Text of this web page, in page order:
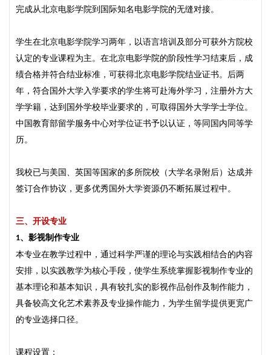
完成从北京电影学院到国际知名电影学院的无缝对接。
学生在北京电影学院学习两年，以语言培训及部分可获外方院校
认定的专业课程为主。在北京电影学院的阶段性学习结束后，成
绩合格并符合结业标准，可获得北京电影学院结业证书。后两
年，符合国外大学入学要求的学生将可赴海外学习，注册外方大
学学籍，达到国外学校毕业要求的，可取得国外大学学士学位。
中国教育部留学服务中心对学位证书予以认证，等同国内同等学
历。
我校已与美国、英国等国家的多所院校（大学名录附后）达成并
签订合作协议，更多优秀国外大学资源仍不断拓展过程中。
三、 开设专业
1、 影视制作专业
本专业在教学过程中，通过科学严谨的理论与实践相结合的内容
安排，以实践教学为核心手段，使学生系统掌握影视制作专业的
基本理论和基本知识，具有较扎实的影视作品创作及制作能力，
具备较高文化艺术素养及专业操作能力，为学生留学提供更宽广
的专业选择口径。
课程设置：